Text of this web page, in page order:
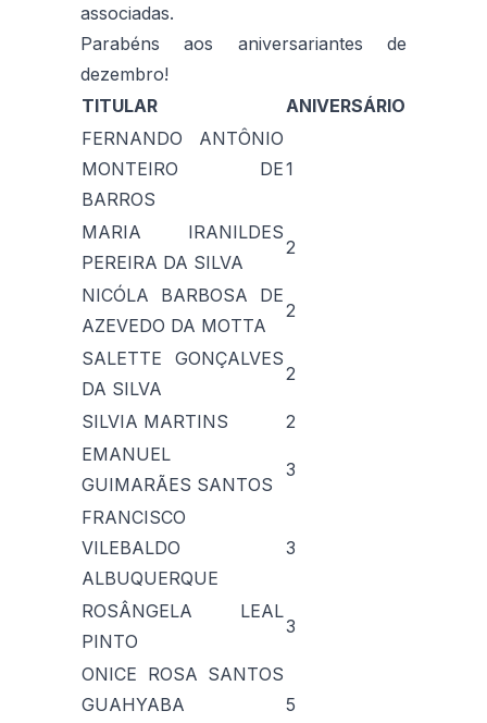
associadas.
Parabéns aos aniversariantes de
dezembro!
TITULAR
ANIVERSÁRIO
FERNANDO ANTÔNIO
MONTEIRO DE
BARROS
1
MARIA IRANILDES
PEREIRA DA SILVA
2
NICÓLA BARBOSA DE
AZEVEDO DA MOTTA
2
SALETTE GONÇALVES
DA SILVA
2
SILVIA MARTINS
2
EMANUEL
GUIMARÃES SANTOS
3
FRANCISCO
VILEBALDO
ALBUQUERQUE
3
ROSÂNGELA LEAL
PINTO
3
ONICE ROSA SANTOS
GUAHYABA
5